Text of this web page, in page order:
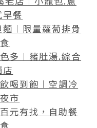
餐
︱限量蘿蔔排骨
多︱豬肚湯.綜合
喝到飽︱空調冷
市
元有找，自助餐